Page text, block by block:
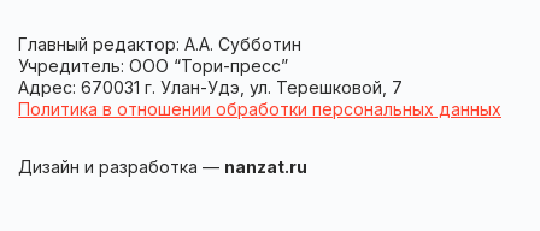
Главный редактор: А.А. Субботин
Учредитель: ООО “Тори-пресс”
Адрес: 670031 г. Улан-Удэ, ул. Терешковой, 7
Политика в отношении обработки персональных данных
Дизайн и разработка — nanzat.ru